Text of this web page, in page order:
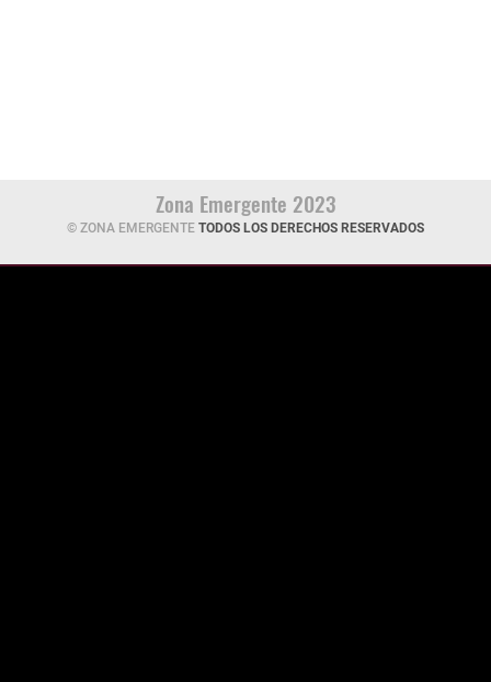
Zona Emergente 2023
© ZONA EMERGENTE TODOS LOS DERECHOS RESERVADOS